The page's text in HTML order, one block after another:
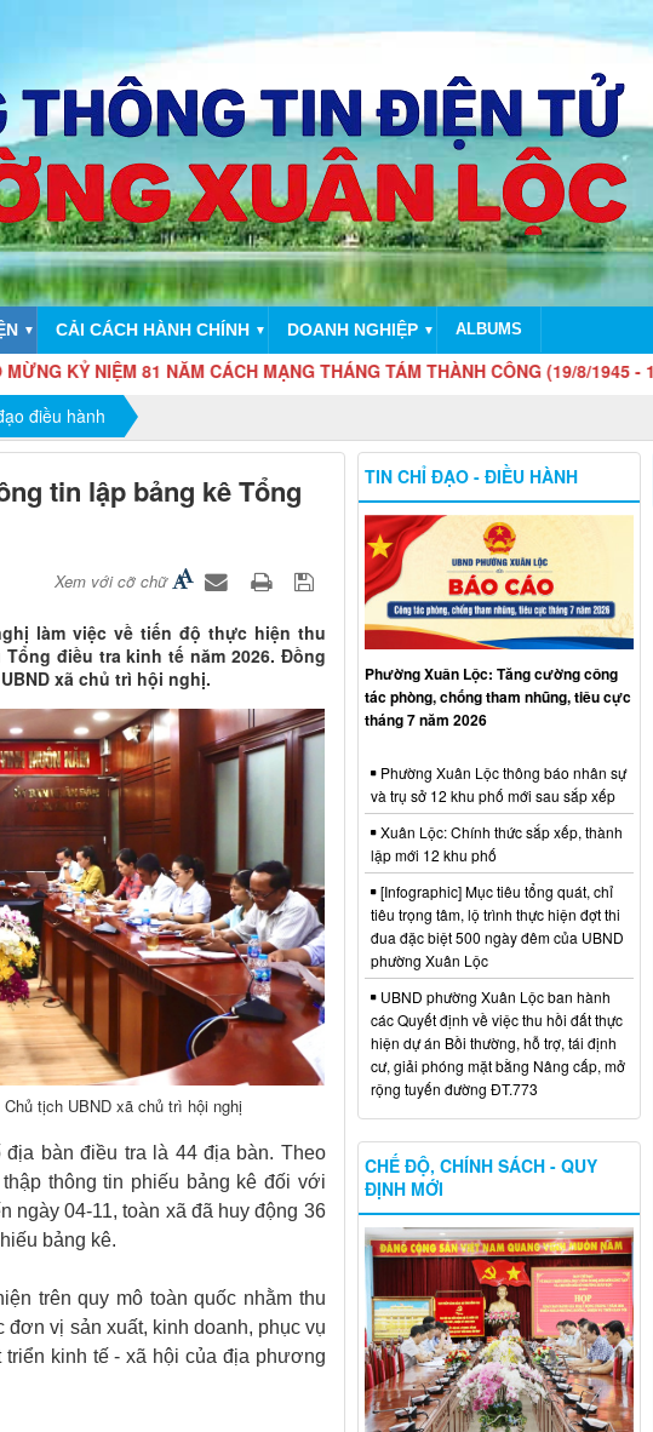
▼ CẢI CÁCH HÀNH CHÍNH ▼ DOANH NGHIỆP ▼ ALBUMS
NIỆM 81 NĂM CÁCH MẠNG THÁNG TÁM THÀNH CÔNG (19/8/1945 - 19/8/2026)
điều hành
tin lập bảng kê Tổng
Xem với cỡ chữ
làm việc về tiến độ thực hiện thu
điều tra kinh tế năm 2026. Đồng
xã chủ trì hội nghị.
tịch UBND xã chủ trì hội nghị
bàn điều tra là 44 địa bàn. Theo
thông tin phiếu bảng kê đối với
ngày 04-11, toàn xã đã huy động 36
bảng kê.
trên quy mô toàn quốc nhằm thu
vị sản xuất, kinh doanh, phục vụ
kinh tế - xã hội của địa phương
TIN CHỈ ĐẠO - ĐIỀU HÀNH
Phường Xuân Lộc: Tăng cường công
tác phòng, chống tham nhũng, tiêu cực
tháng 7 năm 2026
Phường Xuân Lộc thông báo nhân sự
và trụ sở 12 khu phố mới sau sắp xếp
Xuân Lộc: Chính thức sắp xếp, thành
lập mới 12 khu phố
[Infographic] Mục tiêu tổng quát, chỉ
tiêu trọng tâm, lộ trình thực hiện đợt thi
đua đặc biệt 500 ngày đêm của UBND
phường Xuân Lộc
UBND phường Xuân Lộc ban hành
các Quyết định về việc thu hồi đất thực
hiện dự án Bồi thường, hỗ trợ, tái định
cư, giải phóng mặt bằng Nâng cấp, mở
rộng tuyến đường ĐT.773
CHẾ ĐỘ, CHÍNH SÁCH - QUY
ĐỊNH MỚI